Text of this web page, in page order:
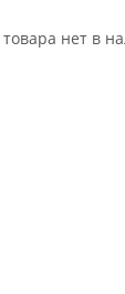
нет в